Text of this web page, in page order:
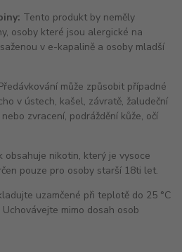
Tento produkt by neměly
osoby které jsou alergické na
v e-kapalině a osoby mladší
může způsobit případné
v ústech, kašel, závratě, žaludeční
zvracení, podráždění kůže, očí
obsahuje nikotin, který je vysoce
pouze pro osoby starší 18ti let.
uzamčené při teplotě do 25 °C
mimo dosah osob